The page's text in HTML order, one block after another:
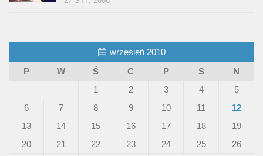
wrzesień 2010
P
W Ś C P S
N
1
2 3 4
5
6
7 8 9 10 11
12
13
14 15 16 17 18
19
20
21 22 23 24 25
26